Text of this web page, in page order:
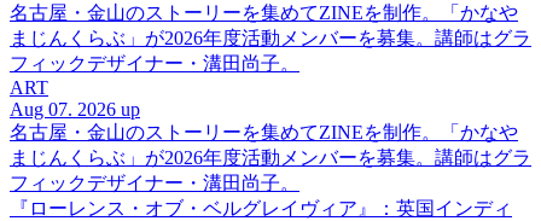
名古屋・金山のストーリーを集めてZINEを制作。「かなや
まじんくらぶ」が2026年度活動メンバーを募集。講師はグラ
フィックデザイナー・溝田尚子。
ART
Aug 07. 2026 up
名古屋・金山のストーリーを集めてZINEを制作。「かなや
まじんくらぶ」が2026年度活動メンバーを募集。講師はグラ
フィックデザイナー・溝田尚子。
『ローレンス・オブ・ベルグレイヴィア』：英国インディ